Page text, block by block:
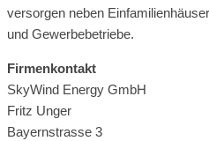
versorgen neben
und Gewerbebetriebe.
Firmenkontakt
SkyWind Energy GmbH
Fritz Unger
Bayernstrasse 3